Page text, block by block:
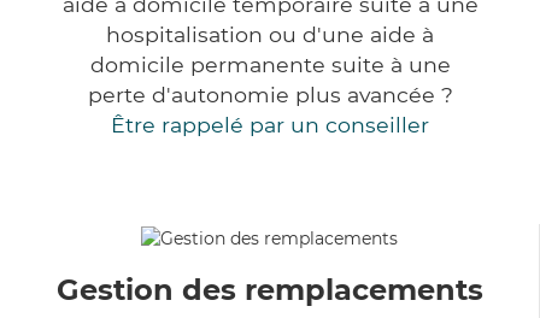
hospitalisation ou d'une aide à
domicile permanente suite à une
perte d'autonomie plus avancée ?
Être rappelé par un conseiller
Gestion des remplacements